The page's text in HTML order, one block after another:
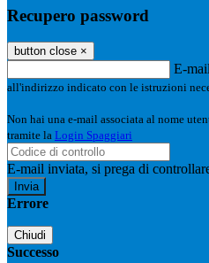
Recupero password
button close ×
E-mail
all'indirizzo indicato con le istruzioni
Non hai una e-mail associata al nome
tramite la Login Spaggiari
E-mail inviata, si prega di
Errore
Chiudi
Successo